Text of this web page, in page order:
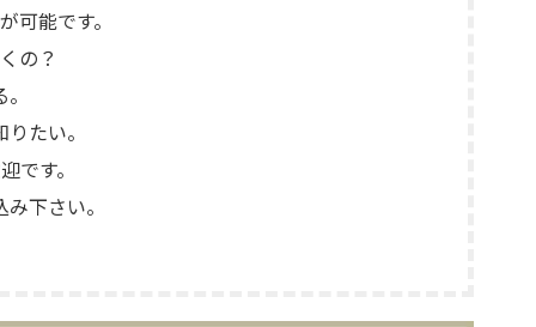
可能です。
の？
たい。
です。
下さい。